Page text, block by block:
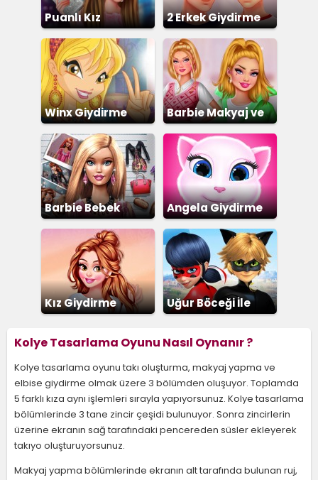
Puanlı Kız
Giydirme
2 Erkek Giydirme
Winx Giydirme
Barbie Makyaj ve
Giydirme
Barbie Bebek
Giydirme
Angela Giydirme
Kız Giydirme
Uğur Böceği İle
Kolye Tasarlama Oyunu Nasıl Oynanır ?
Kolye tasarlama oyunu takı oluşturma, makyaj yapma ve
elbise giydirme olmak üzere 3 bölümden oluşuyor. Toplamda
5 farklı kıza aynı işlemleri sırayla yapıyorsunuz. Kolye tasarlama
bölümlerinde 3 tane zincir çeşidi bulunuyor. Sonra zincirlerin
üzerine ekranın sağ tarafındaki pencereden süsler ekleyerek
takıyo oluşturuyorsunuz.
Makyaj yapma bölümlerinde ekranın alt tarafında bulunan ruj,